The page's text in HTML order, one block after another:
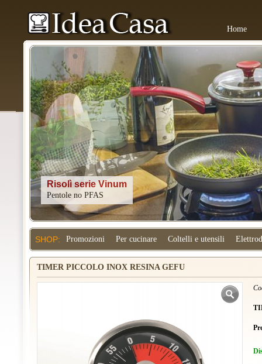
Home
Kitchenaid
SHOP: Promozioni Per cucinare Coltelli e utensili
TIMER PICCOLO INOX RESINA GEFU